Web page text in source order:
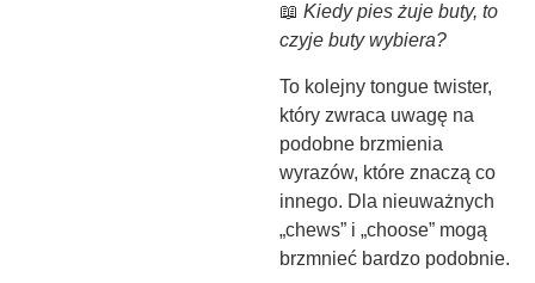
📖 Kiedy pies żuje buty, to
czyje buty wybiera?
To kolejny tongue twister,
który zwraca uwagę na
podobne brzmienia
wyrazów, które znaczą co
innego. Dla nieuważnych
„chews” i „choose” mogą
brzmnieć bardzo podobnie.